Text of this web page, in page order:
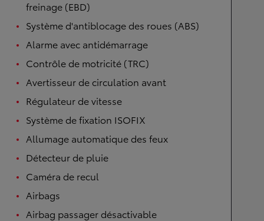
freinage (EBD)
Système d'antiblocage des roues (ABS)
Alarme avec antidémarrage
Contrôle de motricité (TRC)
Avertisseur de circulation avant
Régulateur de vitesse
Système de fixation ISOFIX
Allumage automatique des feux
Détecteur de pluie
Caméra de recul
Airbags
Airbag passager désactivable